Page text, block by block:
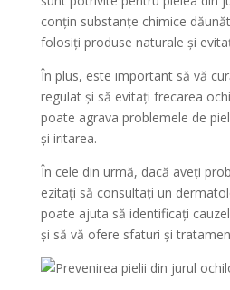
conțin substanțe chimice
folosiți produse naturale și
În plus, este important să vă
regulat și să evitați frecarea
poate agrava problemele de
și iritarea.
În cele din urmă, dacă aveți
ezitați să consultați un
poate ajuta să identificați
și să vă ofere sfaturi și